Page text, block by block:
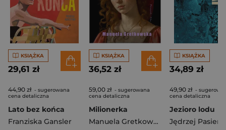
KSIĄŻKA
29,61 zł
44,90 zł - sugerowana
cena detaliczna
Lato bez końca
Franziska Gansler
KSIĄŻKA
36,52 zł
59,00 zł - sugerowana
cena detaliczna
Milionerka
Manuela Gretkowska
KSIĄŻKA
34,89 zł
49,90 zł -
cena detaliczna
Jezioro lodu
Jędrzej